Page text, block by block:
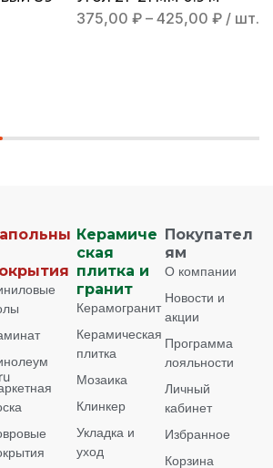
375,00 ₽ – 425,00 ₽ / шт.
Керамиче
ская
плитка и
гранит
Керамогранит
Керамическая
плитка
Мозаика
Клинкер
Укладка и
уход
Покупател
ям
О компании
Новости и
акции
Программа
лояльности
Личный
кабинет
Избранное
Корзина